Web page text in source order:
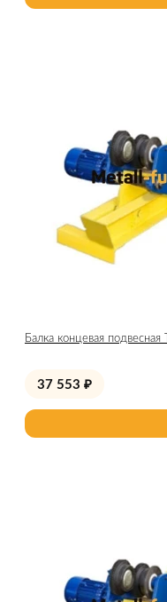
Балка концевая подвесная
37 553 ₽